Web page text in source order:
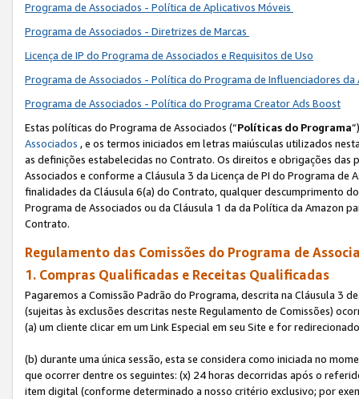
Programa de Associados - Política de Aplicativos Móveis
Programa de Associados - Diretrizes de Marcas
Licença de IP do Programa de Associados e Requisitos de Uso
Programa de Associados - Política do Programa de Influenciadores
Programa de Associados - Política do Programa Creator Ads Boost
Estas políticas do Programa de Associados (“Políticas do Programa
Associados , e os termos iniciados em letras maiúsculas utilizados
as definições estabelecidas no Contrato. Os direitos e obrigações
Associados e conforme a Cláusula 3 da Licença de PI do Programa
finalidades da Cláusula 6(a) do Contrato, qualquer descumprimento
Programa de Associados ou da Cláusula 1 da da Política da Amazon
Contrato.
Regulamento das Comissões do Programa de
1. Compras Qualificadas e Receitas Qualificadas
Pagaremos a Comissão Padrão do Programa, descrita na Cláusula 3
(sujeitas às exclusões descritas neste Regulamento de Comissões)
(a) um cliente clicar em um Link Especial em seu Site e for
(b) durante uma única sessão, esta se considera como iniciada no
que ocorrer dentre os seguintes: (x) 24 horas decorridas após o
item digital (conforme determinado a nosso critério exclusivo; por